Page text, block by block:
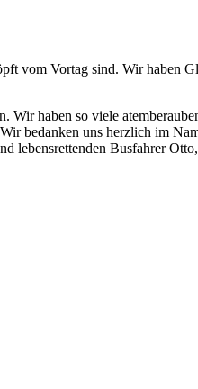
vom Vortag sind. Wir
Wir haben so viele
bedanken uns herzlich im
lebensrettenden Busfahrer